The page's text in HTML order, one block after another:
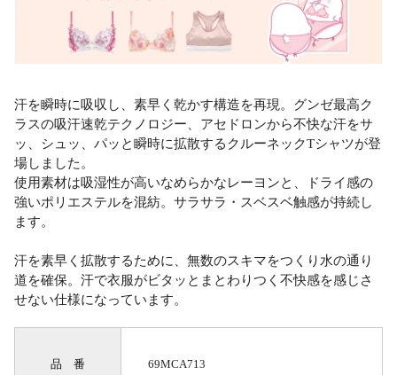
汗を瞬時に吸収し、素早く乾かす構造を再現。グンゼ最高ク
ラスの吸汗速乾テクノロジー、アセドロンから不快な汗をサ
ッ、シュッ、パッと瞬時に拡散するクルーネックTシャツが登
場しました。
使用素材は吸湿性が高いなめらかなレーヨンと、ドライ感の
強いポリエステルを混紡。サラサラ・スベスベ触感が持続し
ます。
汗を素早く拡散するために、無数のスキマをつくり水の通り
道を確保。汗で衣服がビタッとまとわりつく不快感を感じさ
せない仕様になっています。
品 番 69MCA713